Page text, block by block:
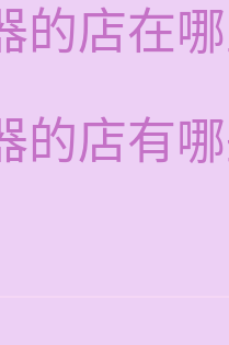
的店在
的店有